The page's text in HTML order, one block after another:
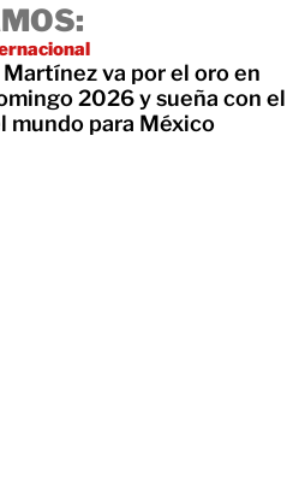
Martínez va por el oro en
2026 y sueña con el
mundo para México